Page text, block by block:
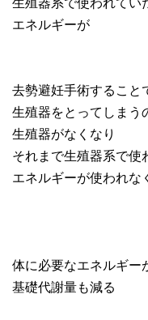
エネルギーが
去勢避妊手術すること
生殖器をとってしまう
生殖器がなくなり
それまで生殖器系で使
エネルギーが使われな
体に必要なエネルギー
基礎代謝量も減る